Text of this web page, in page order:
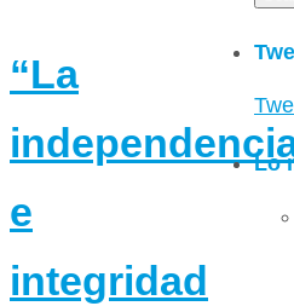
“La
e
integridad
Lo